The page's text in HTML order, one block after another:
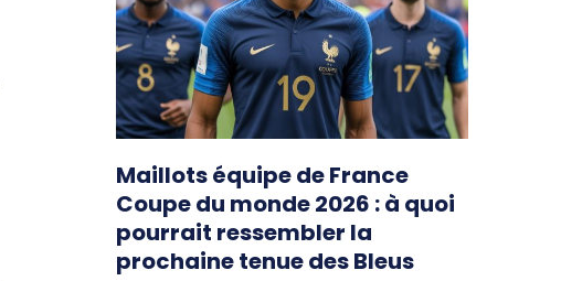
Maillots équipe de France
Coupe du monde 2026 : à quoi
pourrait ressembler la
prochaine tenue des Bleus